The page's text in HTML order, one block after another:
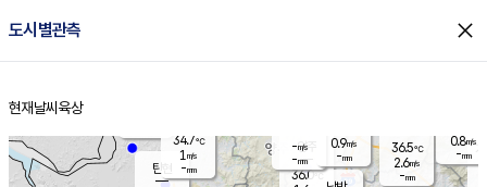
도시별관측 close
홈
현재날씨 육상
양주
36.0℃
36.5℃
2.6m/s
-mm
탄현
0.8m/s
-mm
-m/s
-mm
34.7℃
1 m/s
-mm
0.9m/s
-mm